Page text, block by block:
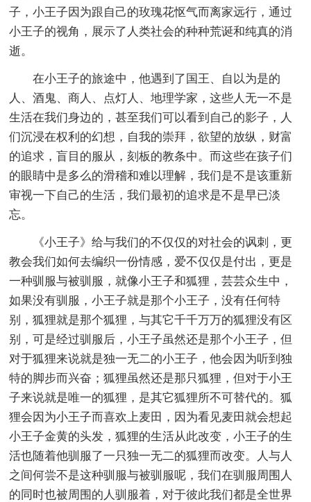
子，小王子因为跟自己的玫瑰花怄气而离家远行，通过
小王子的视角，展示了人类社会的种种荒诞和纯真的消
逝。
在小王子的旅途中，他遇到了国王、自以为是的
人、酒鬼、商人、点灯人、地理学家，这些人无一不是
生活在我们身边的，甚至我们可以看到自己的影子，人
们沉浸在权利的幻想，自我的崇拜，欲望的放纵，财富
的追求，盲目的服从，刻板的教条中。而这些在孩子们
的眼睛中是多么的滑稽和难以理解，我们是不是该重新
审视一下自己的生活，我们最初的追求是不是早已淡
忘。
《小王子》给与我们的不仅仅的对社会的讽刺，更
教会我们如何去编织一份情感，爱不仅仅是付出，更是
一种驯服与被驯服，就像小王子和狐狸，芸芸众生中，
如果没有驯服，小王子就是那个小王子，没有任何特
别，狐狸就是那个狐狸，与其它千千万万的狐狸没有区
别，可是经过驯服后，小王子虽然还是那个小王子，但
对于狐狸来说就是独一无二的小王子，他会因为听到独
特的脚步而兴奋；狐狸虽然还是那只狐狸，但对于小王
子来说就是唯一的狐狸，是其它狐狸所不可替代的。狐
狸会因为小王子而喜欢上麦田，因为看见麦田就会想起
小王子金黄的头发，狐狸的生活从此改变，小王子的生
活也随着他驯服了一只独一无二的狐狸而改变。人与人
之间何尝不是这种驯服与被驯服呢，我们在驯服周围人
的同时也被周围的人驯服着，对于彼此我们都是全世界